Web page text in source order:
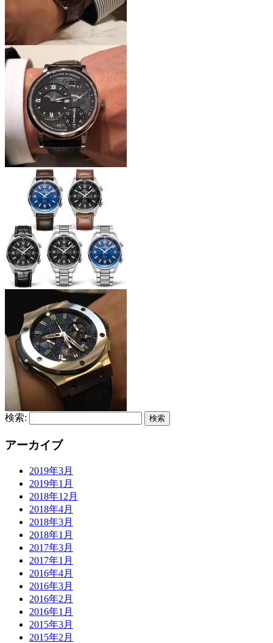
検索:
アーカイブ
2019年3月
2019年1月
2018年12月
2018年4月
2018年3月
2018年1月
2017年3月
2017年1月
2016年4月
2016年3月
2016年2月
2016年1月
2015年3月
2015年2月